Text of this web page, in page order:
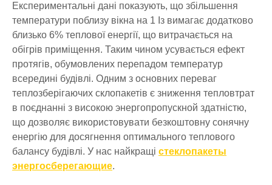
Експериментальні дані показують, що збільшення
температури поблизу вікна на 1 Із вимагає додатково
близько 6% теплової енергії, що витрачається на
обігрів приміщення. Таким чином усувається ефект
протягів, обумовлених перепадом температур
всередині будівлі. Одним з основних переваг
теплозберігаючих склопакетів є зниження тепловтрат
в поєднанні з високою энергопропускной здатністю,
що дозволяє використовувати безкоштовну сонячну
енергію для досягнення оптимального теплового
балансу будівлі. У нас найкращі стеклопакеты
энергосберегающие.